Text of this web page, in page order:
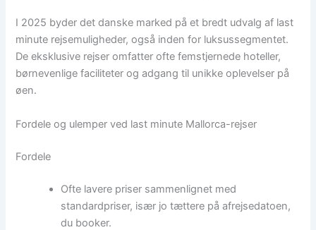
I 2025 byder det danske marked på et bredt udvalg af last
minute rejsemuligheder, også inden for luksussegmentet.
De eksklusive rejser omfatter ofte femstjernede hoteller,
børnevenlige faciliteter og adgang til unikke oplevelser på
øen.
Fordele og ulemper ved last minute Mallorca-rejser
Fordele
Ofte lavere priser sammenlignet med
standardpriser, især jo tættere på afrejsedatoen,
du booker.